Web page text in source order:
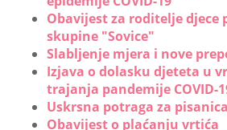
Obavijest za roditelje djece
skupine "Sovice"
Slabljenje mjera i nove
Izjava o dolasku djeteta u
trajanja pandemije COVID-
Uskrsna potraga za
Obavijest o plaćanju vrtića